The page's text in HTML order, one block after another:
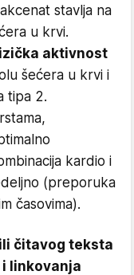
stavlja na
u krvi.
aktivnost
šećera u krvi i
tipa 2.
kardio i
(preporuka
časovima).
čitavog teksta
linkovanja